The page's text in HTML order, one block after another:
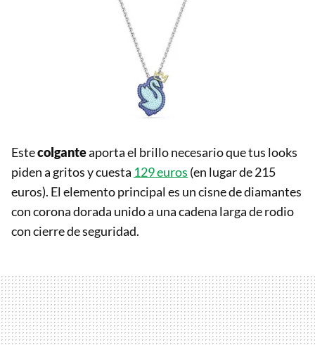
Estecolganteaporta el brillo necesario que tus looks
piden a gritos y cuesta 129 euros (en lugar de 215
euros). El elemento principal es un cisne de diamantes
con corona dorada unido a una cadena larga de rodio
con cierre de seguridad.